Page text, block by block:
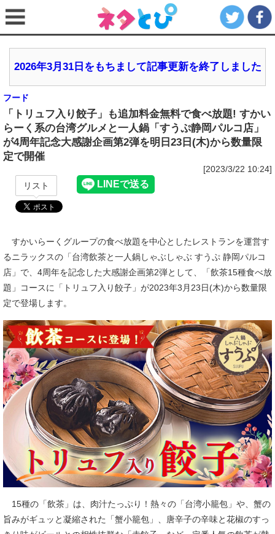
2026年3月31日をもちまして記事更新を終了しました
フード
「トリュフ入り餃子」も追加料金無料で食べ放題! すかい
らーく系の台湾グルメと一人鍋「すうぷ静岡パルコ店」
が4周年記念大感謝企画第2弾を明日23日(木)から数量限
定で開催
[2023/3/22 10:24]
リスト
すかいらーくグループの食べ放題を中心としたレストランを運営す
るニラックスの「台湾飲茶と一人鍋しゃぶしゃぶ すうぷ 静岡パルコ
店」で、4周年を記念した大感謝企画第2弾として、「飲茶15種食べ放
題」コースに「トリュフ入り餃子」が2023年3月23日(木)から数量限
定で登場します。
15種の「飲茶」は、肉汁たっぷり！熱々の「台湾小籠包」や、蟹の
旨みがギュッと凝縮された「蟹小籠包」、唐辛子の辛味と花椒のすっ